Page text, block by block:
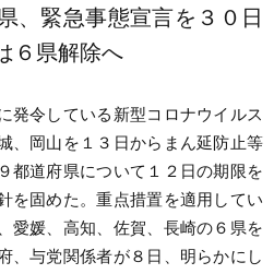
、緊急事態宣言を３０日
６県解除へ
発令している新型コロナウイルス
、岡山を１３日からまん延防止等
都道府県について１２日の期限を
を固めた。重点措置を適用してい
愛媛、高知、佐賀、長崎の６県を
、与党関係者が８日、明らかにし